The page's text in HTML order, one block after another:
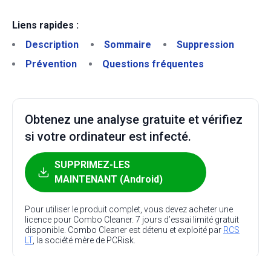
Liens rapides :
Description
Sommaire
Suppression
Prévention
Questions fréquentes
Obtenez une analyse gratuite et vérifiez
si votre ordinateur est infecté.
SUPPRIMEZ-LES
MAINTENANT (Android)
Pour utiliser le produit complet, vous devez acheter une
licence pour Combo Cleaner. 7 jours d’essai limité gratuit
disponible. Combo Cleaner est détenu et exploité par RCS
LT, la société mère de PCRisk.